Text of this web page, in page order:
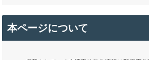
本ページについて